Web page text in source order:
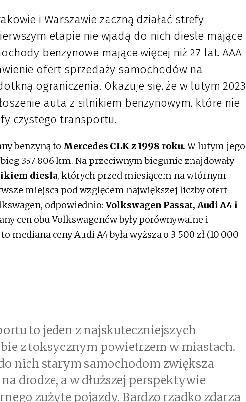
i Warszawie zaczną działać strefy
etapie nie wjadą do nich diesle mające
benzynowe mające więcej niż 27 lat. AAA
ofert sprzedaży samochodów na
ograniczenia. Okazuje się, że w lutym 2023
auta z silnikiem benzynowym, które nie
czystego transportu.
benzyną to Mercedes CLK z 1998 roku.W lutym jego
357 806 km. Na przeciwnym biegunie znajdowały
diesla, których przed miesiącem na wtórnym
miejsca pod względem największej liczby ofert
odpowiednio: Volkswagen Passat, Audi A4 i
cen obu Volkswagenów były porównywalne i
mediana ceny Audi A4 była wyższa o 3 500 zł (10 000
to jeden z najskuteczniejszych
z toksycznym powietrzem w miastach.
nich starym samochodom zwiększa
drodze, a w dłuższej perspektywie
zużyte pojazdy. Bardzo rzadko zdarza